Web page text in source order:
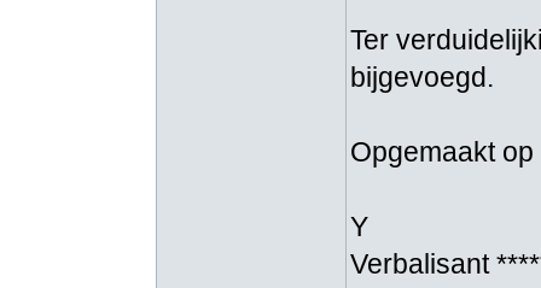
Ter
bijgevoegd.
Opgemaakt
Y
Verbalisant